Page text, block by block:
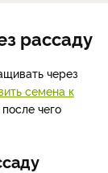
рассаду
через
семена к
чего